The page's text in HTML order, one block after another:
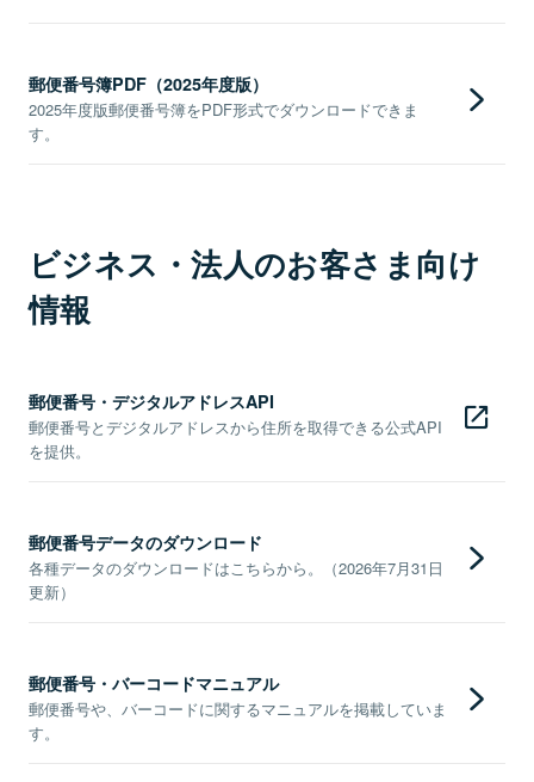
郵便番号簿PDF（2025年度版）
2025年度版郵便番号簿をPDF形式でダウンロードできま
す。
ビジネス・法人のお客さま向け
情報
郵便番号・デジタルアドレスAPI
郵便番号とデジタルアドレスから住所を取得できる公式API
を提供。
郵便番号データのダウンロード
各種データのダウンロードはこちらから。（2026年7月31日
更新）
郵便番号・バーコードマニュアル
郵便番号や、バーコードに関するマニュアルを掲載していま
す。